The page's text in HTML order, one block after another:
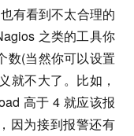
有看到不太合理的
之类的工具你
数(当然你可以设置
就不大了。比如，
高于 4 就应该报
因为接到报警还有